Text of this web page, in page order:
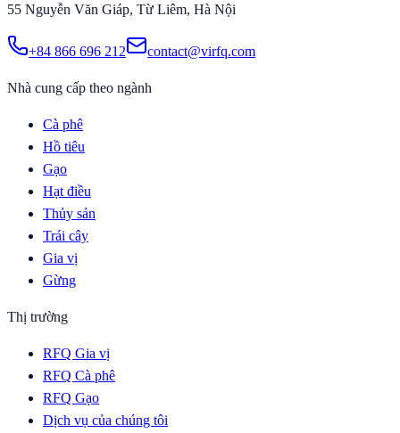
55 Nguyễn Văn Giáp, Từ Liêm, Hà Nội
+84 866 696 212 contact@virfq.com
Nhà cung cấp theo ngành
Cà phê
Hồ tiêu
Gạo
Hạt điều
Thủy sản
Trái cây
Gia vị
Gừng
Thị trường
RFQ Gia vị
RFQ Cà phê
RFQ Gạo
Dịch vụ của chúng tôi